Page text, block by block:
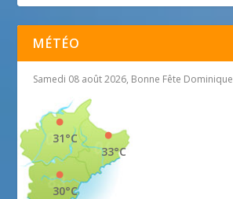
MÉTÉO
Samedi 08 août 2026, Bonne Fête Dominique
33°C
31°C
30°C